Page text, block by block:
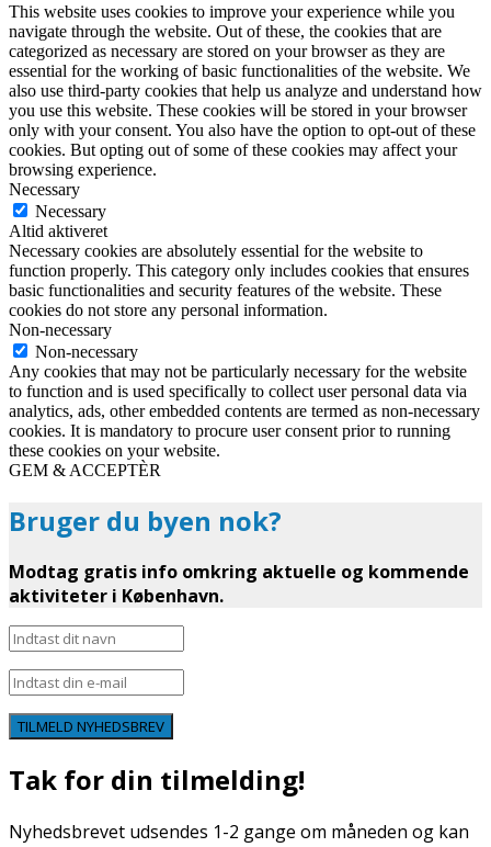
This website uses cookies to improve your experience while you
navigate through the website. Out of these, the cookies that are
categorized as necessary are stored on your browser as they are
essential for the working of basic functionalities of the website. We
also use third-party cookies that help us analyze and understand how
you use this website. These cookies will be stored in your browser
only with your consent. You also have the option to opt-out of these
cookies. But opting out of some of these cookies may affect your
browsing experience.
Necessary
Necessary
Altid aktiveret
Necessary cookies are absolutely essential for the website to
function properly. This category only includes cookies that ensures
basic functionalities and security features of the website. These
cookies do not store any personal information.
Non-necessary
Non-necessary
Any cookies that may not be particularly necessary for the website
to function and is used specifically to collect user personal data via
analytics, ads, other embedded contents are termed as non-necessary
cookies. It is mandatory to procure user consent prior to running
these cookies on your website.
GEM & ACCEPTÈR
Bruger du byen nok?
Modtag gratis info omkring aktuelle og kommende
aktiviteter i København.
TILMELD NYHEDSBREV
Tak for din tilmelding!
Nyhedsbrevet udsendes 1-2 gange om måneden og kan